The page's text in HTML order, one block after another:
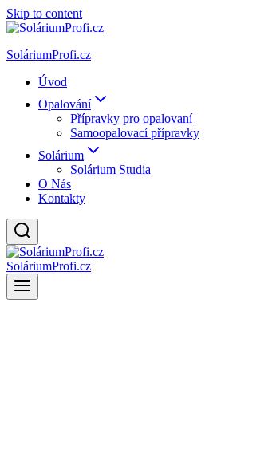
Skip to content
SoláriumProfi.cz
Úvod
Opalování
Přípravky pro opalovaní
Samoopalovací přípravky
Solárium
Solárium Studia
O Nás
Kontakty
SoláriumProfi.cz